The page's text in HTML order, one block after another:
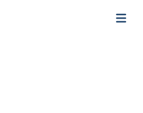
Open